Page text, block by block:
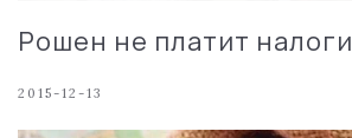
Рошен не платит налоги
2015-12-13